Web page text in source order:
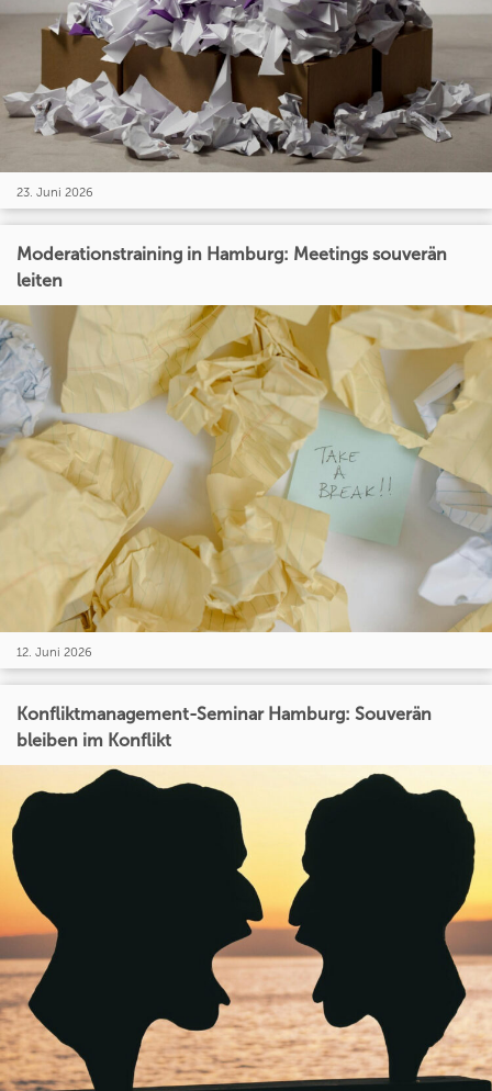
23. Juni 2026
Moderationstraining in Hamburg: Meetings souverän
leiten
12. Juni 2026
Konfliktmanagement-Seminar Hamburg: Souverän
bleiben im Konflikt